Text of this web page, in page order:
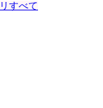
すべて